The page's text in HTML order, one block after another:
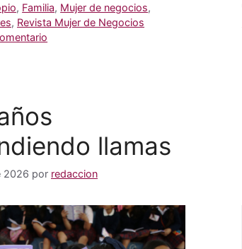
, Familia, Mujer de negocios,
, Revista Mujer de Negocios
llamas
2026 por redaccion